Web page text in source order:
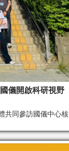
儀開啟科研視野
共同參訪國儀中心核